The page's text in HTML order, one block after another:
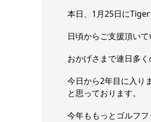
本日、1月25日に
日頃からご支援頂い
おかげさまで連日多
今日から2年目に入り
と思っております。
今年ももっとゴルフ